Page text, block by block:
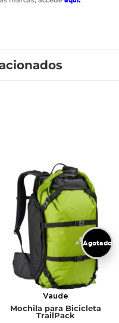
Agotado
Vaude
Mochila para Bicicleta
TrailPack